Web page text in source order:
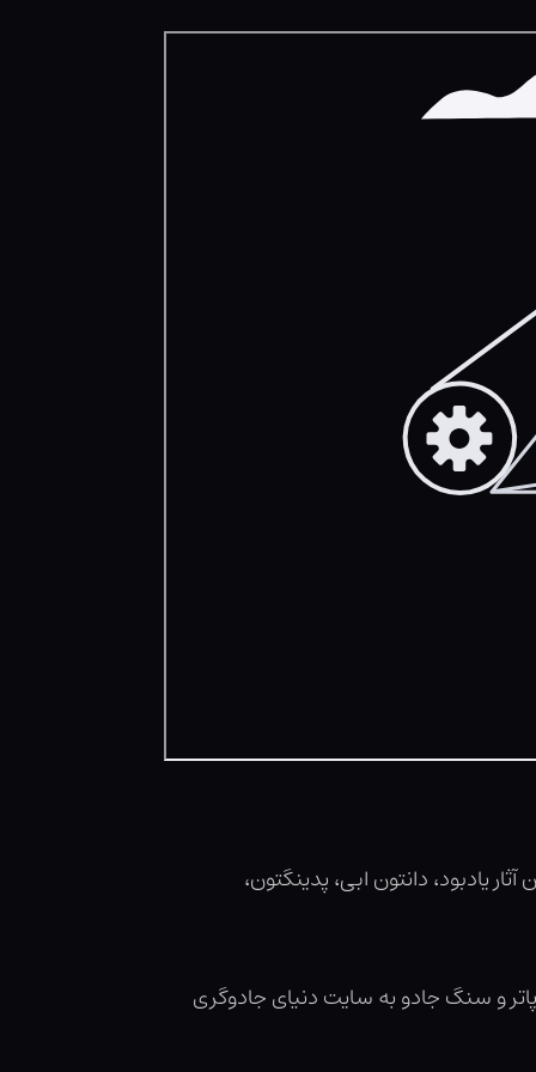
یادبود، دانتون ابی، پدینگتون،
و سنگ جادو به سایت دنیای جادوگری